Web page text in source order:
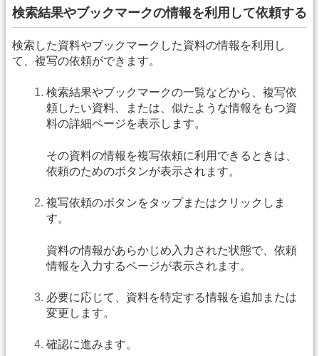
検索結果やブックマークの情報を利用して依頼する
検索した資料やブックマークした資料の情報を利用し
て、複写の依頼ができます。
検索結果やブックマークの一覧などから、複写依
頼したい資料、または、似たような情報をもつ資
料の詳細ページを表示します。
その資料の情報を複写依頼に利用できるときは、
依頼のためのボタンが表示されます。
複写依頼のボタンをタップまたはクリックしま
す。
資料の情報があらかじめ入力された状態で、依頼
情報を入力するページが表示されます。
必要に応じて、資料を特定する情報を追加または
変更します。
確認に進みます。